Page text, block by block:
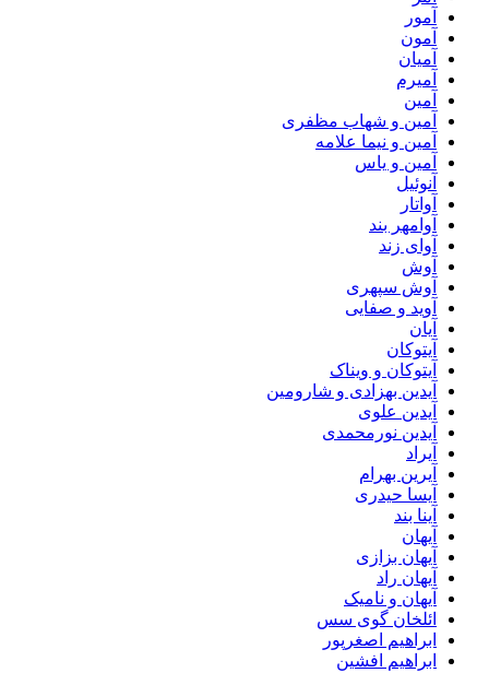
آمور
آمون
آمیان
آمیرم
آمین
آمین و شهاب مظفری
آمین و نیما علامه
آمین و یاس
آنوئیل
آواتار
آوامهر بند
آوای زند
آوش
آوش سپهری
آوید و صفایی
آیان
آیتوکان
آیتوکان و ویناک
آیدین بهزادی و شارومین
آیدین علوی
آیدین نورمحمدی
آیراد
آیرین بهرام
آیسا حیدری
آینا بند
آیهان
آیهان بزازی
آیهان راد
آیهان و نامیک
ائلخان گوی سس
ابراهیم اصغرپور
ابراهیم افشین